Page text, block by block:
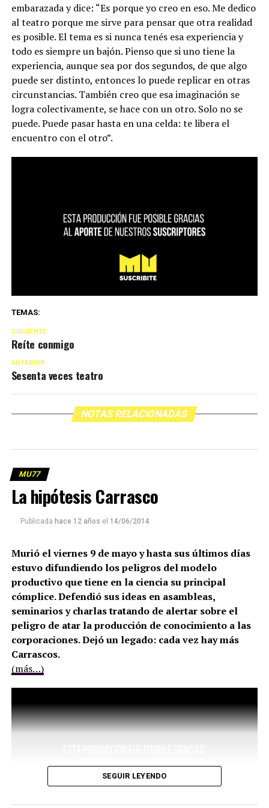
embarazada y dice: “Es porque yo creo en eso. Me dedico
al teatro porque me sirve para pensar que otra realidad
es posible. El tema es si nunca tenés esa experiencia y
todo es siempre un bajón. Pienso que si uno tiene la
experiencia, aunque sea por dos segundos, de que algo
puede ser distinto, entonces lo puede replicar en otras
circunstancias. También creo que esa imaginación se
logra colectivamente, se hace con un otro. Solo no se
puede. Puede pasar hasta en una celda: te libera el
encuentro con el otro”.
TEMAS:
SIGUIENTE
Reíte conmigo
ANTERIOR
Sesenta veces teatro
NOTAS RELACIONADAS
MU77
La hipótesis Carrasco
Publicada hace 12 años el 14/06/2014
Murió el viernes 9 de mayo y hasta sus últimos días
estuvo difundiendo los peligros del modelo
productivo que tiene en la ciencia su principal
cómplice. Defendió sus ideas en asambleas,
seminarios y charlas tratando de alertar sobre el
peligro de atar la producción de conocimiento a las
corporaciones. Dejó un legado: cada vez hay más
Carrascos.
(más…)
SEGUIR LEYENDO